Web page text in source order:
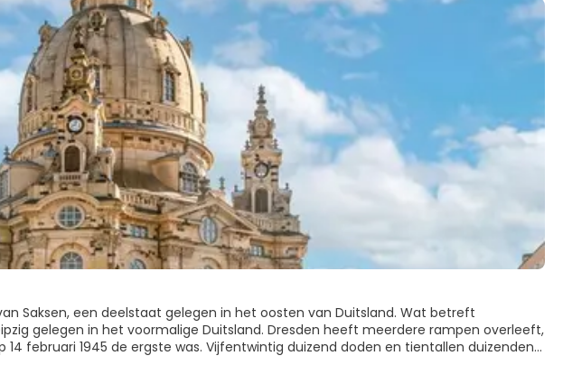
Saksen, een deelstaat gelegen in het oosten van Duitsland. Wat betreft
gelegen in het voormalige Duitsland. Dresden heeft meerdere rampen overleeft,
februari 1945 de ergste was. Vijfentwintig duizend doden en tientallen duizenden